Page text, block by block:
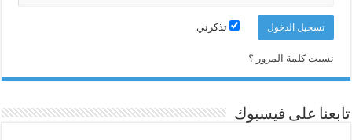
تذكرني
نسيت كلمة المرور ؟
تابعنا على فيسبوك